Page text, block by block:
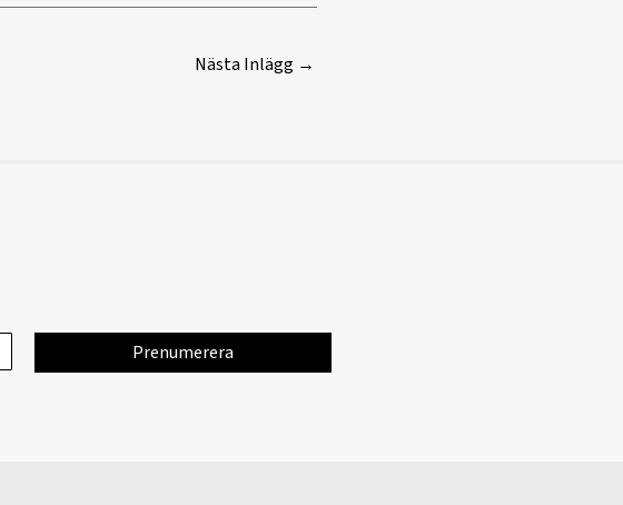
Nästa Inlägg →